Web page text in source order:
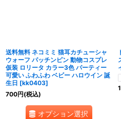
送料無料 ネコミミ 猫耳カチューシャ
ウォーフ パッチンピン 動物コスプレ
仮装 ロリータ カラー3色 パーティー
可愛い ふわふわ ベビー ハロウイン 誕
生日 [kk0403]
700円(税込)
オプション選択